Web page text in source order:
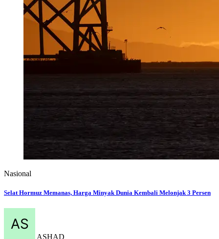
Nasional
Selat Hormuz Memanas, Harga Minyak Dunia Kembali Melonjak 3 Persen
ASHAD